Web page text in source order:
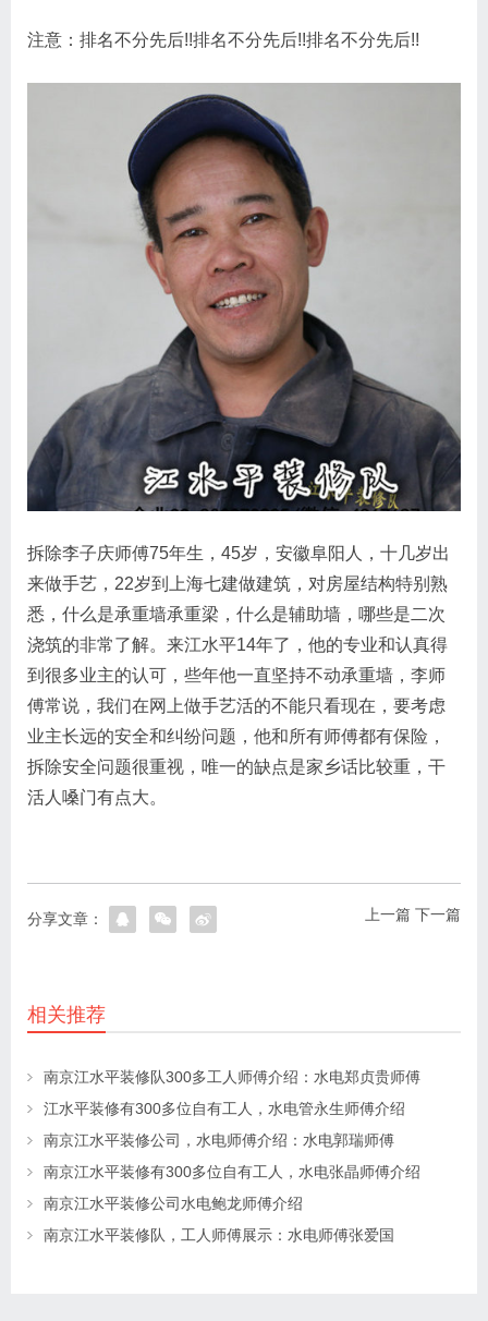
注意：排名不分先后!!排名不分先后!!排名不分先后!!
拆除李子庆师傅75年生，45岁，安徽阜阳人，十几岁出
来做手艺，22岁到上海七建做建筑，对房屋结构特别熟
悉，什么是承重墙承重梁，什么是辅助墙，哪些是二次
浇筑的非常了解。来江水平14年了，他的专业和认真得
到很多业主的认可，些年他一直坚持不动承重墙，李师
傅常说，我们在网上做手艺活的不能只看现在，要考虑
业主长远的安全和纠纷问题，他和所有师傅都有保险，
拆除安全问题很重视，唯一的缺点是家乡话比较重，干
活人嗓门有点大。
上一篇 下一篇
分享文章：
相关推荐
南京江水平装修队300多工人师傅介绍：水电郑贞贵师傅
江水平装修有300多位自有工人，水电管永生师傅介绍
南京江水平装修公司，水电师傅介绍：水电郭瑞师傅
南京江水平装修有300多位自有工人，水电张晶师傅介绍
南京江水平装修公司水电鲍龙师傅介绍
南京江水平装修队，工人师傅展示：水电师傅张爱国